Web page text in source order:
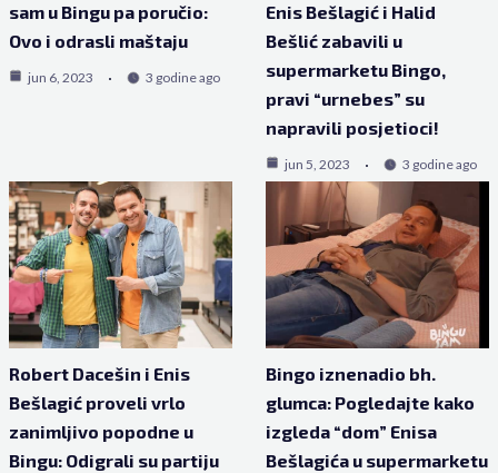
sam u Bingu pa poručio:
Ovo i odrasli maštaju
jun 6, 2023 3 godine ago
Enis Bešlagić i Halid
Bešlić zabavili u
supermarketu Bingo,
pravi “urnebes” su
napravili posjetioci!
jun 5, 2023 3 godine ago
Robert Dacešin i Enis
Bešlagić proveli vrlo
zanimljivo popodne u
Bingu: Odigrali su partiju
Bingo iznenadio bh.
glumca: Pogledajte kako
izgleda “dom” Enisa
Bešlagića u supermarketu